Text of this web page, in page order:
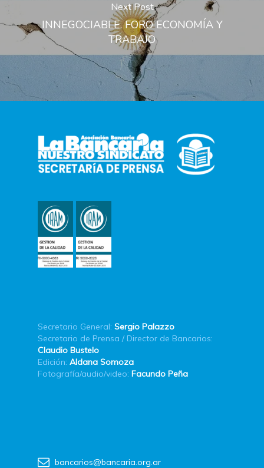
Next Post
INNEGOCIABLE. FORO ECONOMÍA Y
TRABAJO
Secretario General: Sergio Palazzo
Secretario de Prensa / Director de Bancarios:
Claudio Bustelo
Edición: Aldana Somoza
Fotografía/audio/video: Facundo Peña
bancarios@bancaria.org.ar